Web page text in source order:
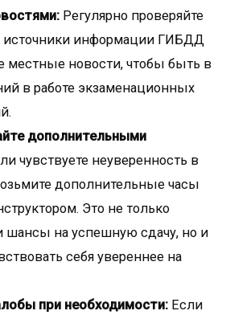
Регулярно проверяйте
информации ГИБДД
местные новости, чтобы быть в
в работе экзаменационных
дополнительными
чувствуете неуверенность в
дополнительные часы
Это не только
шансы на успешную сдачу, но и
себя увереннее на
при необходимости: Если